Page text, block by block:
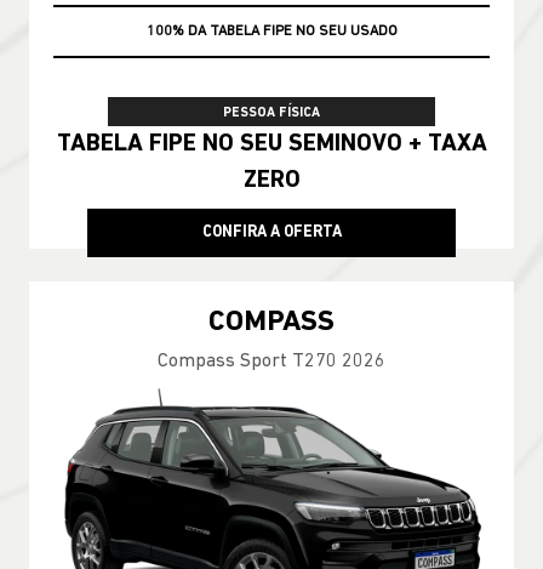
100% DA TABELA FIPE NO SEU USADO
PESSOA FÍSICA
TABELA FIPE NO SEU SEMINOVO + TAXA
ZERO
CONFIRA A OFERTA
COMPASS
Compass Sport T270 2026